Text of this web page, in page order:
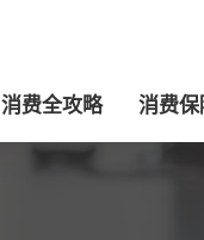
消费全攻略 消费